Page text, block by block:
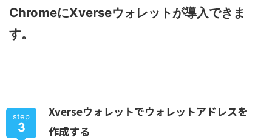
ChromeにXverseウォレットが導入できま
す。
step
3
Xverseウォレットでウォレットアドレスを
作成する